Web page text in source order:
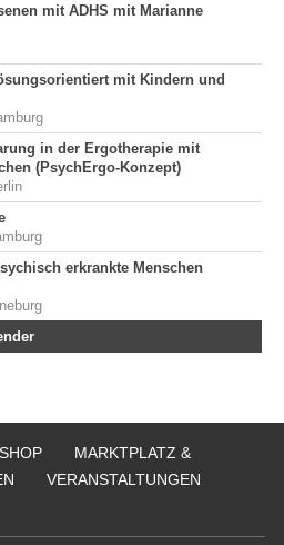
mit ADHS mit Marianne
mit Kindern und
in der Ergotherapie mit
(PsychErgo-Konzept)
erkrankte Menschen
SHOP
MARKTPLATZ &
VERANSTALTUNGEN